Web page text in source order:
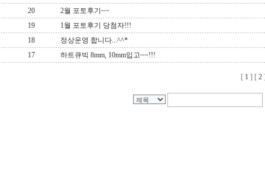
20
2월 포토후기~~
19
1월 포토후기 당첨자!!!
18
정상운영 합니다...^^*
17
하트큐빅 8mm, 10mm입고~~!!!
[ 1 ] [ 2